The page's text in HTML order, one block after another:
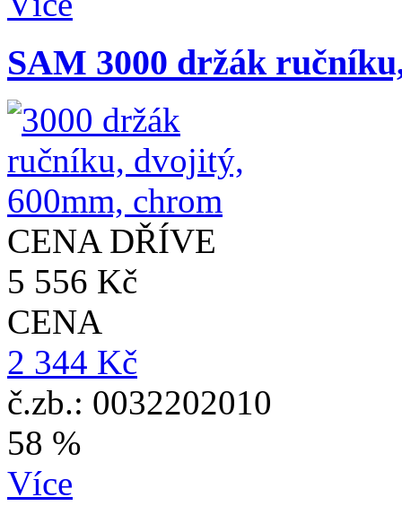
SAM 3000 držák
CENA DŘÍVE
5 556 Kč
CENA
2 344 Kč
č.zb.: 0032202010
58 %
Více